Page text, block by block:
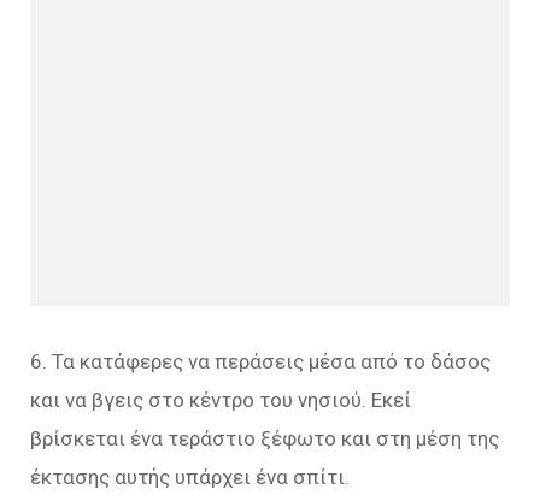
6. Τα κατάφερες να περάσεις μέσα από το δάσος
και να βγεις στο κέντρο του νησιού. Εκεί
βρίσκεται ένα τεράστιο ξέφωτο και στη μέση της
έκτασης αυτής υπάρχει ένα σπίτι.